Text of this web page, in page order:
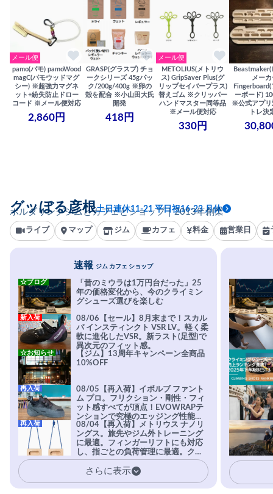
メール便
pamo(パモ) pamoWood
magC(パモウッドマグ
シー) ※超強力マグネ
ット+紛失防止ドロー
コード ※メール便対応
2,860円
GRASP(グラスプ) チョ
ークシリーズ 45gパッ
ク/200g/400g ※卵の
殻を配合 ※小山田大氏
開発
418円
メール便
METOLIUS(メトリウ
ス) GripSaver Plus(グ
リップセイバープラス)
替えゴム ※クリッパー
ハンドマスター同等品
※メール便対応
330円
メーカ
ーボード)
※公式アプ
トレ決
ボルダリングジムとカフェとショップ｜2013年創業
グッぼる彦根土日連休11-21 平日祝16-23 月休
ライブ マップ ジム カフェ 料金 営業日
速報 ジム カフェ ショップ
「昔のミウラは1万円台だった」25
年の価格変化から、今のクライミン
グシューズ選びを楽しむ
☆ブログ
08/06【セール】8月末まで！スカル
パ インスティンクト VSR LV。軽く柔
軟に進化したVSR。新ラスト(足型)で
異次元のフィット感。
新入荷
【ジム】13周年キャンペーン全商品
10%OFF
☆お知らせ
08/05【再入荷】イボルブ ファント
ム プロ。フリクション・剛性・フィ
ット感すべてが頂点！EVOWRAPテ
ンションで究極のエッジング性能を
実現。進化系ラバーEvo-74はTRAX
を凌駕する粘着力で極小ホールドに
安心感。
再入荷
08/04【再入荷】メトリウス ナノリ
ングス。旅先やジム外トレーニング
に最適。フィンガーリフトにも対応
し、指ごとの負荷管理に最適。クラ
イマーの指を本気で鍛えるギア。
再入荷
さらに表示